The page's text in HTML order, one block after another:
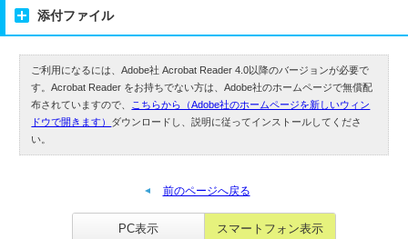
添付ファイル
ご利用になるには、Adobe社 Acrobat Reader 4.0以降のバージョンが必要で
す。Acrobat Reader をお持ちでない方は、Adobe社のホームページで無償配
布されていますので、
こちらから（Adobe社のホームページを新しいウィン
ドウで開きます） ダウンロードし、説明に従ってインストールしてくださ
い。
前のページへ戻る
PC表示 スマートフォン表示